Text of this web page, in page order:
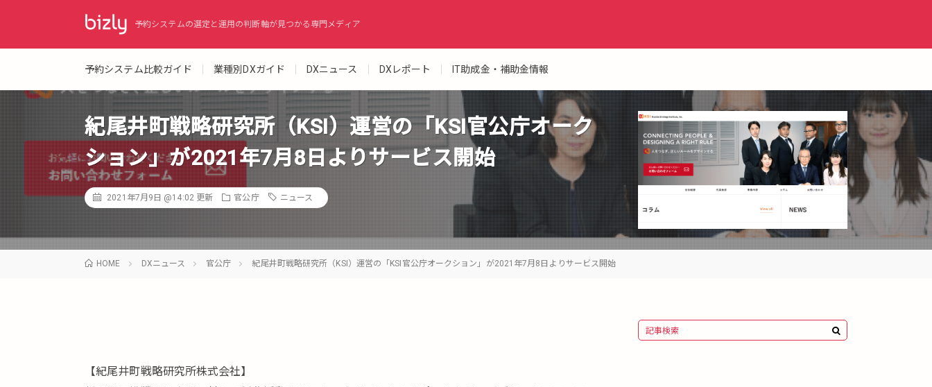
予約システムの選定と運用の判断軸が見つかる専門メディア
予約システム比較ガイド 業種別DXガイド DXニュース DXレポート IT助成金・補助金情報
紀尾井町戦略研究所（KSI）運営の「KSI官公庁オーク
ション」が2021年7月8日よりサービス開始
2021年7月9日 @14:02更新 官公庁 ニュース
HOME DXニュース 官公庁 紀尾井町戦略研究所（KSI）運営の「KSI官公庁オークション」が2021年7月8日よりサービス開始
【紀尾井町戦略研究所株式会社】